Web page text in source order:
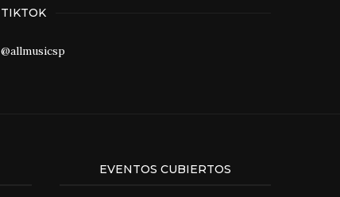
TIKTOK
@allmusicsp
EVENTOS CUBIERTOS